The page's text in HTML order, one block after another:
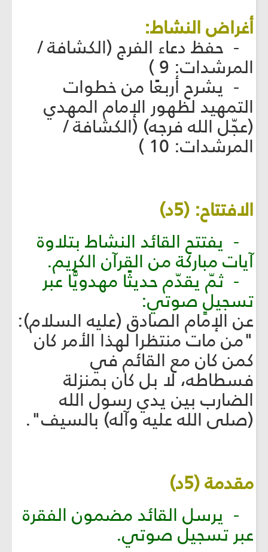
أغراض النشاط:
- حفظ دعاء الفرج (الكشافة /
المرشدات: 9 )
- يشرح أربعًا من خطوات
التمهيد لظهور الإمام المهدي
(عجّل الله فرجه) (الكشافة /
المرشدات: 10 )
الافتتاح: (5د)
- يفتتح القائد النشاط بتلاوة
آيات مباركة من القرآن الكريم.
- ثمّ يقدّم حديثًا مهدويًّا عبر
تسجيلٍ صوتي:
عن الإمام الصادق (عليه السلام):
"من مات منتظرا لهذا الأمر كان
كمن كان مع القائم في
فسطاطه، لا بل كان بمنزلة
الضارب بين يدي رسول الله
(صلى الله عليه وآله) بالسيف".
مقدمة (5د)
- يرسل القائد مضمون الفقرة
عبر تسجيل صوتي.